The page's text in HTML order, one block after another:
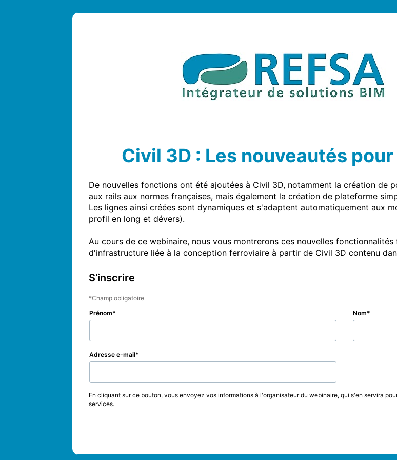
Civil 3D : Les nouveautés
De nouvelles fonctions ont été ajoutées à Civil 3D, notamment la création de
aux rails aux normes françaises, mais également la création de plateforme
Les lignes ainsi créées sont dynamiques et s'adaptent automatiquement aux
profil en long et dévers).
Au cours de ce webinaire, nous vous montrerons ces nouvelles
d'infrastructure liée à la conception ferroviaire à partir de Civil 3D contenu
S’inscrire
Champ obligatoire
Prénom
Nom
Adresse e-mail
En cliquant sur ce bouton, vous envoyez vos informations à l'organisateur du webinaire, qui s'en servira
services.